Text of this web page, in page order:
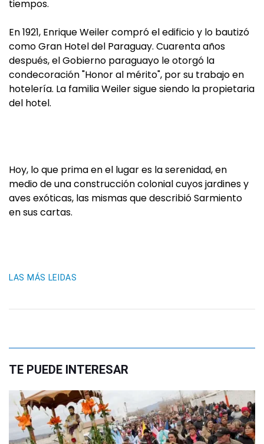
tiempos.
En 1921, Enrique Weiler compró el edificio y lo bautizó
como Gran Hotel del Paraguay. Cuarenta años
después, el Gobierno paraguayo le otorgó la
condecoración "Honor al mérito", por su trabajo en
hotelería. La familia Weiler sigue siendo la propietaria
del hotel.
Hoy, lo que prima en el lugar es la serenidad, en
medio de una construcción colonial cuyos jardines y
aves exóticas, las mismas que describió Sarmiento
en sus cartas.
LAS MÁS LEIDAS
TE PUEDE INTERESAR